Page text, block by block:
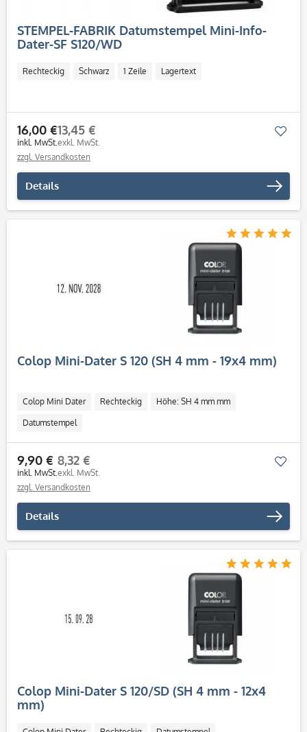
STEMPEL-FABRIK Datumstempel Mini-Info-
Dater-SF S120/WD
Rechteckig Schwarz 1 Zeile Lagertext
16,00 €
inkl. MwSt.
13,45 €
exkl. MwSt.
zzgl. Versandkosten
Details
Colop Mini-Dater S 120 (SH 4 mm - 19x4 mm)
Colop Mini Dater Rechteckig Höhe: SH 4 mm mm
Datumstempel
9,90 €
inkl. MwSt.
8,32 €
exkl. MwSt.
zzgl. Versandkosten
Details
Colop Mini-Dater S 120/SD (SH 4 mm - 12x4
mm)